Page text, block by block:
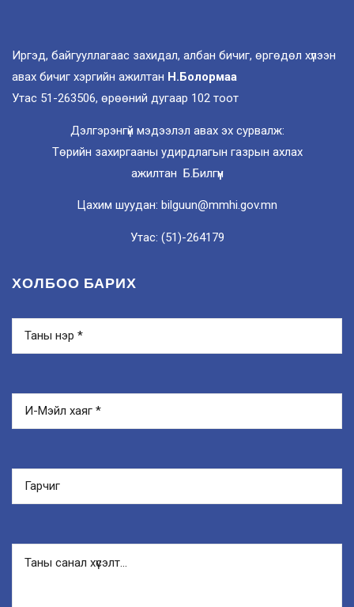
Иргэд, байгууллагаас захидал, албан бичиг, өргөдөл хүлээн
авах бичиг хэргийн ажилтан Н.Болормаа
Утас 51-263506, өрөөний дугаар 102 тоот
Дэлгэрэнгүй мэдээлэл авах эх сурвалж:
Төрийн захиргааны удирдлагын газрын ахлах
ажилтан Б.Билгүүн
Цахим шуудан: bilguun@mmhi.gov.mn
Утас: (51)-264179
ХОЛБОО БАРИХ